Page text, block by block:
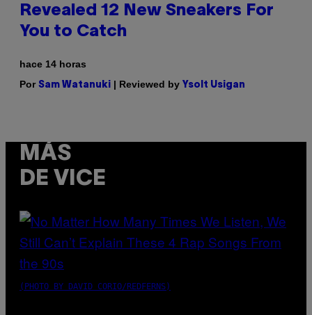
Revealed 12 New Sneakers For
You to Catch
hace 14 horas
Por Sam Watanuki | Reviewed by Ysolt Usigan
MÁS
DE VICE
(PHOTO BY DAVID CORIO/REDFERNS)